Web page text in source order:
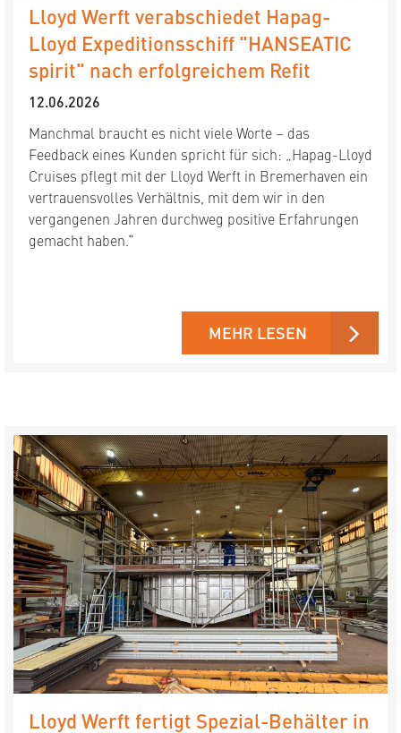
Lloyd Werft verabschiedet Hapag-
Lloyd Expeditionsschiff "HANSEATIC
spirit" nach erfolgreichem Refit
12.06.2026
Manchmal braucht es nicht viele Worte – das
Feedback eines Kunden spricht für sich: „Hapag-Lloyd
Cruises pflegt mit der Lloyd Werft in Bremerhaven ein
vertrauensvolles Verhältnis, mit dem wir in den
vergangenen Jahren durchweg positive Erfahrungen
gemacht haben.“
MEHR LESEN
Lloyd Werft fertigt Spezial-Behälter in